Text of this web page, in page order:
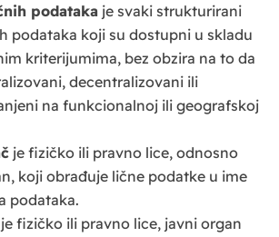
podataka je svaki strukturirani
podataka koji su dostupni u skladu
kriterijumima, bez obzira na to da
decentralizovani ili
na funkcionalnoj ili geografskoj
je fizičko ili pravno lice, odnosno
koji obrađuje lične podatke u ime
podataka.
je fizičko ili pravno lice, javni organ